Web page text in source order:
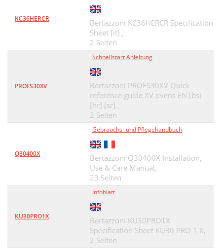
KC36HERCR
Bertazzoni KC36HERCR Specification
Sheet [it] ,
2 Seiten
PROFS30XV
Schnellstart Anleitung
Bertazzoni PROFS30XV Quick
reference guide XV ovens EN [bs]
[hr] [sr] ,
2 Seiten
Q30400X
Gebrauchs- und Pflegehandbuch
Bertazzoni Q30400X Installation,
Use & Care Manual,
23 Seiten
KU30PRO1X
Infoblatt
Bertazzoni KU30PRO1X
Specification Sheet KU30 PRO 1 X,
2 Seiten